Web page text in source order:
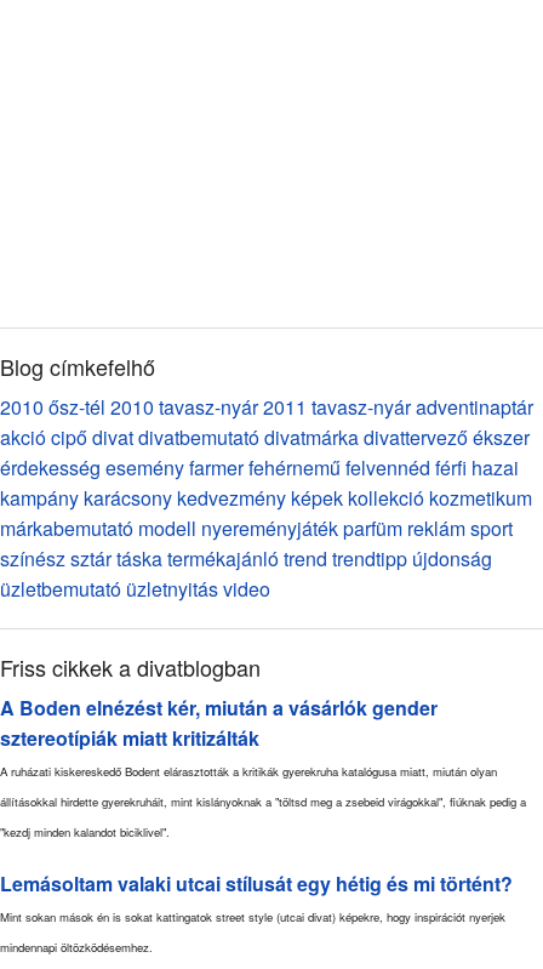
Blog címkefelhő
2010 ősz-tél 2010 tavasz-nyár2011 tavasz-nyáradventinaptár
akciócipődivatdivatbemutatódivatmárkadivattervezőékszer
érdekesség eseményfarmerfehérneműfelvennéd férfi hazai
kampány karácsony kedvezmény képek kollekció kozmetikum
márkabemutató modell nyereményjátékparfüm reklámsport
színészsztártáskatermékajánlótrend trendtipp újdonság
üzletbemutató üzletnyitásvideo
Friss cikkek a divatblogban
A Boden elnézést kér, miután a vásárlók gender
sztereotípiák miatt kritizálták
A ruházati kiskereskedő Bodent elárasztották a kritikák gyerekruha katalógusa miatt, miután olyan
állításokkal hirdette gyerekruháit, mint kislányoknak a "töltsd meg a zsebeid virágokkal", fiúknak pedig a
"kezdj minden kalandot biciklivel".
Lemásoltam valaki utcai stílusát egy hétig és mi történt?
Mint sokan mások én is sokat kattingatok street style (utcai divat) képekre, hogy inspirációt nyerjek
mindennapi öltözködésemhez.